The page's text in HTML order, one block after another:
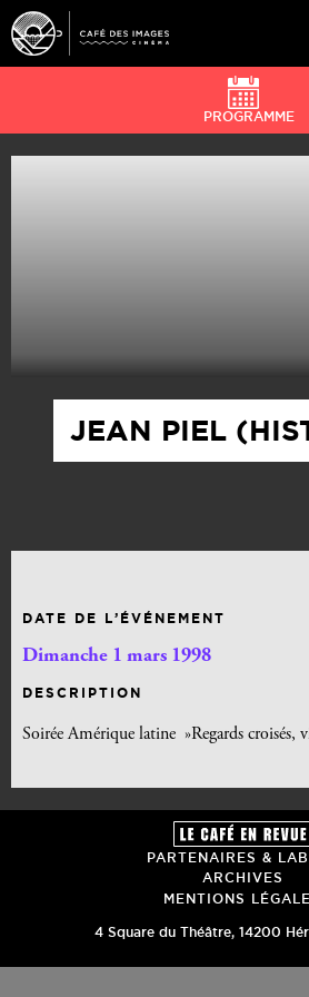
À
PROGRAMME
JEAN PIEL
DATE DE L’ÉVÉNEMENT
Dimanche 1 mars 1998
DESCRIPTION
Soirée Amérique latine »Regards croisés,
PARTENAIRES &
ARCHIVES
MENTIONS
4 Square du Théâtre, 14200